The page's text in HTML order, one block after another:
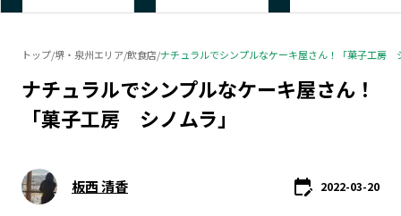
北海道エリア
青森エリア
秋田エリア
山形エリア
福島エリア
茨城エリア
栃木エリア
群馬エリア
東京23区エリア
神奈川エリア
トップ/堺・泉州エリア/飲食店/ナチュラルでシンプルなケーキ屋さん！「菓子工房
ナチュラルでシンプルなケーキ屋さん！
「菓子工房 シノムラ」
板西 清香 2022-03-20